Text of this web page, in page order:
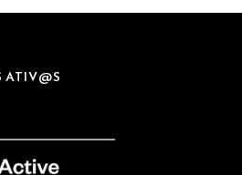
ATIV@S